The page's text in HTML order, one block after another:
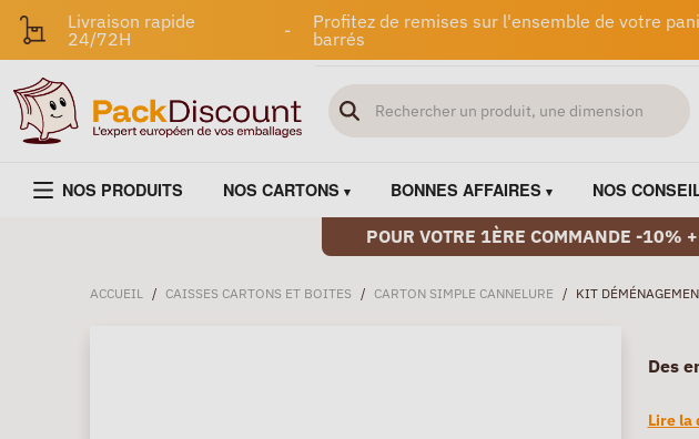
Livraison rapide
24/72H
-
Profitez de remises sur l'ensemble de votre
barrés
NOS PRODUITS NOS CARTONS BONNES AFFAIRES NOS
POUR VOTRE 1ÈRE COMMANDE -10%
ACCUEIL / CAISSES CARTONS ET BOITES / CARTON SIMPLE CANNELURE / KIT
Des
Lire la